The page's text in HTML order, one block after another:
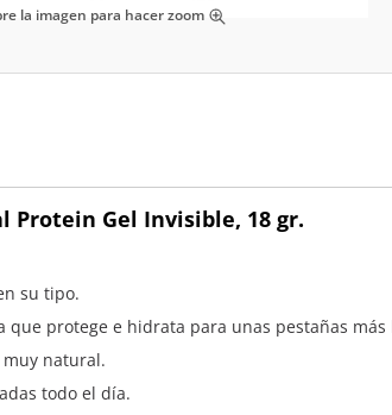
la imagen para hacer zoom
Protein Gel Invisible, 18 gr.
su tipo.
que protege e hidrata para unas pestañas
natural.
todo el día.